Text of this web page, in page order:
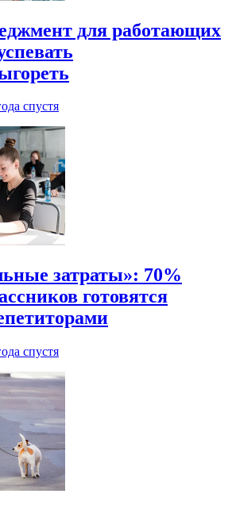
для работающих
спустя
затраты»: 70%
готовятся
спустя